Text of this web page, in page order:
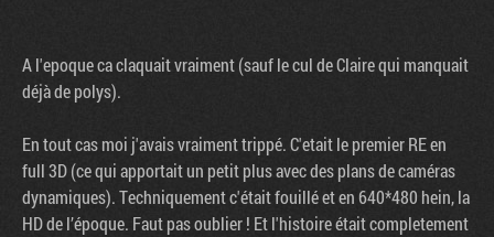
A l'epoque ca claquait vraiment (sauf le cul de Claire qui manquait
déjà de polys).
En tout cas moi j'avais vraiment trippé. C'etait le premier RE en
full 3D (ce qui apportait un petit plus avec des plans de caméras
dynamiques). Techniquement c'était fouillé et en 640*480 hein, la
HD de l’époque. Faut pas oublier ! Et l'histoire était completement